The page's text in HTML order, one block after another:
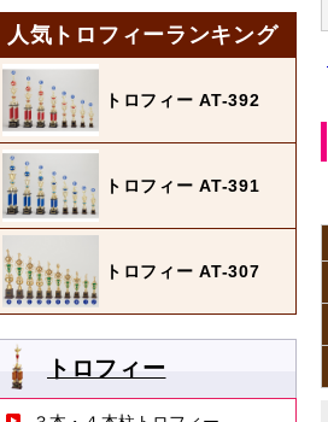
人気トロフィーランキング
トロフィー AT-392
トロフィー AT-391
トロフィー AT-307
トロフィー